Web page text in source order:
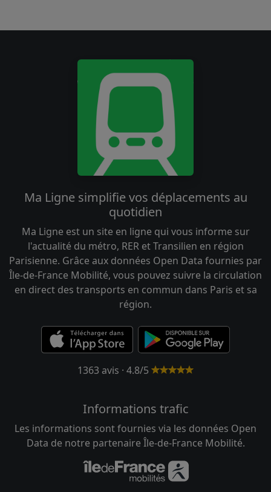
Ma Ligne simplifie vos déplacements au
quotidien
Ma Ligne est un site en ligne qui vous informe sur
l'actualité du métro, RER et Transilien en région
Parisienne. Grâce aux données Open Data fournies par
Île-de-France Mobilité, vous pouvez suivre la circulation
en direct des transports en commun dans Paris et sa
région.
1363 avis · 4.8/5
Informations trafic
Les informations sont fournies via les données Open
Data de notre partenaire Île-de-France Mobilité.